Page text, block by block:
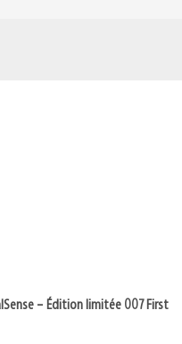
– Édition limitée 007 First